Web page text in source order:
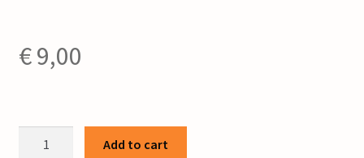
€9,00
Add to cart